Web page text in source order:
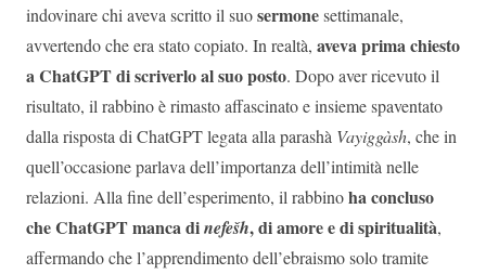
indovinare chi aveva scritto il suosermonesettimanale,
avvertendo che era stato copiato. In realtà, aveva prima chiesto
a ChatGPT di scriverlo al suo posto. Dopo aver ricevuto il
risultato, il rabbino è rimasto affascinato e insieme spaventato
dalla risposta di ChatGPT legata alla parashà Vayiggàsh, che in
quell’occasione parlava dell’importanza dell’intimità nelle
relazioni. Alla fine dell’esperimento, il rabbinoha concluso
che ChatGPT manca dinefešh, di amore e di spiritualità,
affermando che l’apprendimento dell’ebraismo solo tramite